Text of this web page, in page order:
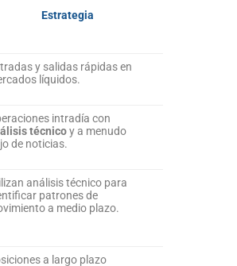
Estrategia
y salidas rápidas en
líquidos.
intradía con
técnicoy a menudo
de noticias.
análisis técnico para
patrones de
a medio plazo.
a largo plazo